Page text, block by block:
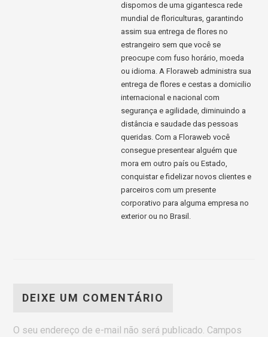
dispomos de uma gigantesca rede
mundial de floriculturas, garantindo
assim sua entrega de flores no
estrangeiro sem que você se
preocupe com fuso horário, moeda
ou idioma. A Floraweb administra sua
entrega de flores e cestas a domicilio
internacional e nacional com
segurança e agilidade, diminuindo a
distância e saudade das pessoas
queridas. Com a Floraweb você
consegue presentear alguém que
mora em outro país ou Estado,
conquistar e fidelizar novos clientes e
parceiros com um presente
corporativo para alguma empresa no
exterior ou no Brasil.
DEIXE UM COMENTÁRIO
O seu endereço de e-mail não será publicado. Campos